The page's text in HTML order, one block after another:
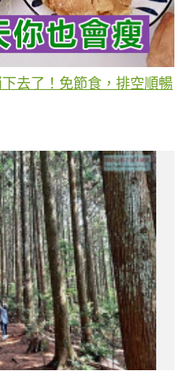
去了！免節食，排空順暢